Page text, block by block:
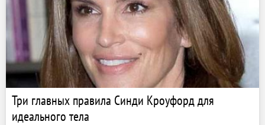
Три главных правила Синди Кроуфорд для
идеального тела